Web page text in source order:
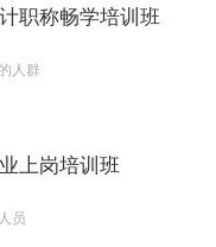
职称畅学培训班
人群
上岗培训班
员